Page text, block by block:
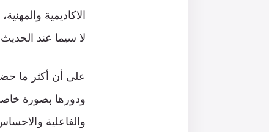
الاكاديمية
لا سيما عند
على أن أكثر ما
ودورها بصورة
والفاعلية